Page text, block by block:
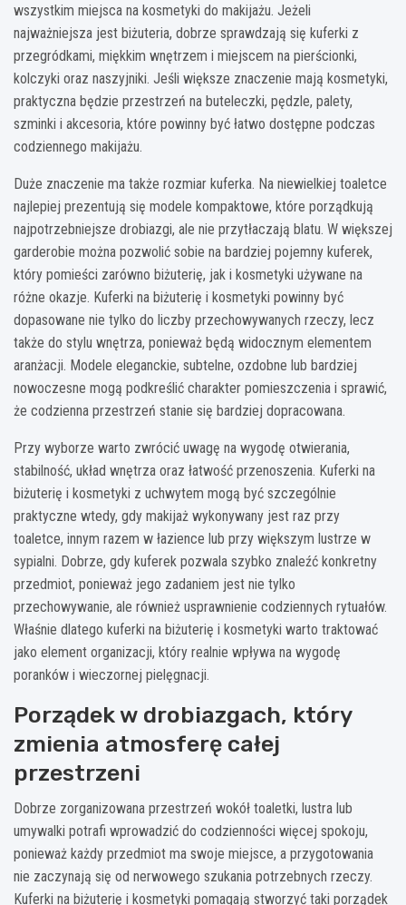
wszystkim miejsca na kosmetyki do makijażu. Jeżeli
najważniejsza jest biżuteria, dobrze sprawdzają się kuferki z
przegródkami, miękkim wnętrzem i miejscem na pierścionki,
kolczyki oraz naszyjniki. Jeśli większe znaczenie mają kosmetyki,
praktyczna będzie przestrzeń na buteleczki, pędzle, palety,
szminki i akcesoria, które powinny być łatwo dostępne podczas
codziennego makijażu.
Duże znaczenie ma także rozmiar kuferka. Na niewielkiej toaletce
najlepiej prezentują się modele kompaktowe, które porządkują
najpotrzebniejsze drobiazgi, ale nie przytłaczają blatu. W większej
garderobie można pozwolić sobie na bardziej pojemny kuferek,
który pomieści zarówno biżuterię, jak i kosmetyki używane na
różne okazje. Kuferki na biżuterię i kosmetyki powinny być
dopasowane nie tylko do liczby przechowywanych rzeczy, lecz
także do stylu wnętrza, ponieważ będą widocznym elementem
aranżacji. Modele eleganckie, subtelne, ozdobne lub bardziej
nowoczesne mogą podkreślić charakter pomieszczenia i sprawić,
że codzienna przestrzeń stanie się bardziej dopracowana.
Przy wyborze warto zwrócić uwagę na wygodę otwierania,
stabilność, układ wnętrza oraz łatwość przenoszenia. Kuferki na
biżuterię i kosmetyki z uchwytem mogą być szczególnie
praktyczne wtedy, gdy makijaż wykonywany jest raz przy
toaletce, innym razem w łazience lub przy większym lustrze w
sypialni. Dobrze, gdy kuferek pozwala szybko znaleźć konkretny
przedmiot, ponieważ jego zadaniem jest nie tylko
przechowywanie, ale również usprawnienie codziennych rytuałów.
Właśnie dlatego kuferki na biżuterię i kosmetyki warto traktować
jako element organizacji, który realnie wpływa na wygodę
poranków i wieczornej pielęgnacji.
Porządek w drobiazgach, który
zmienia atmosferę całej
przestrzeni
Dobrze zorganizowana przestrzeń wokół toaletki, lustra lub
umywalki potrafi wprowadzić do codzienności więcej spokoju,
ponieważ każdy przedmiot ma swoje miejsce, a przygotowania
nie zaczynają się od nerwowego szukania potrzebnych rzeczy.
Kuferki na biżuterię i kosmetyki pomagają stworzyć taki porządek